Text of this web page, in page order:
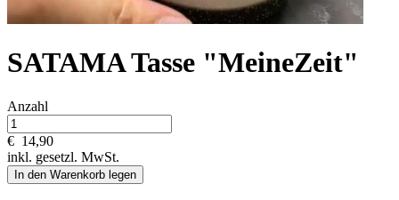
SATAMA Tasse "MeineZeit"
Anzahl
€ 14,90
inkl. gesetzl. MwSt.
In den Warenkorb legen